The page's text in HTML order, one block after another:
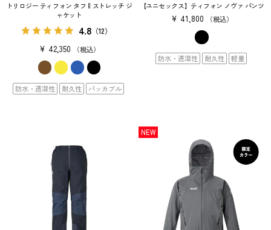
トリロジー ティフォン タフ II ストレッチ ジ
ャケット
4.8 （12）
¥ 42,350 税込
防水・透湿性 耐久性 パッカブル
【ユニセックス】ティフォン ノヴァ パンツ
¥ 41,800 税込
防水・透湿性 耐久性 軽量
NEW